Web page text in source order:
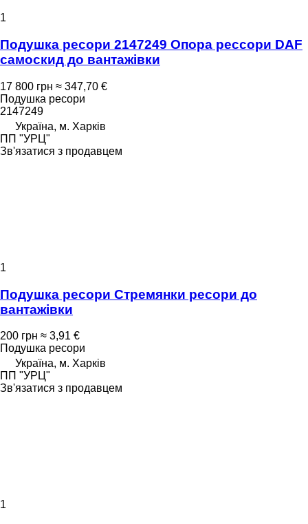
1
Подушка ресори 2147249 Опора рессори DAF
самоскид до вантажівки
17 800 грн ≈ 347,70 €
Подушка ресори
2147249
Україна, м. Харків
ПП "УРЦ"
Зв'язатися з продавцем
1
Подушка ресори Стремянки ресори до
вантажівки
200 грн ≈ 3,91 €
Подушка ресори
Україна, м. Харків
ПП "УРЦ"
Зв'язатися з продавцем
1